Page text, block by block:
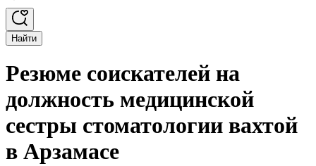
Найти
Резюме соискателей на
должность медицинской
сестры стоматологии вахтой
в Арзамасе